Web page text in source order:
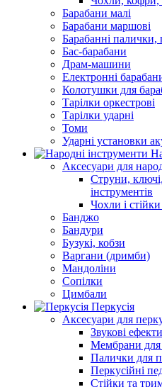
Барабани малі
Барабани маршові
Барабанні палички,
Бас-барабани
Драм-машини
Електронні
Колотушки для
Тарілки оркестрові
Тарілки ударні
Томи
Ударні установки
Аксесуари для
Струни,
інструментів
Чохли і
Банджо
Бандури
Бузукі, кобзи
Варгани (дримби)
Мандоліни
Сопілки
Цимбали
Перкусія
Аксесуари для
Звукові
Мембрани для
Палички для
Перкусійні
Стійки та